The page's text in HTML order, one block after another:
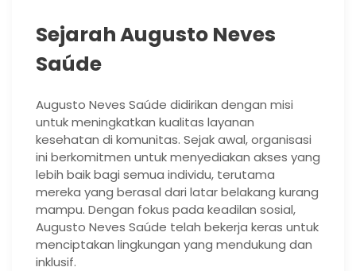
Sejarah Augusto Neves
Saúde
Augusto Neves Saúde didirikan dengan misi
untuk meningkatkan kualitas layanan
kesehatan di komunitas. Sejak awal, organisasi
ini berkomitmen untuk menyediakan akses yang
lebih baik bagi semua individu, terutama
mereka yang berasal dari latar belakang kurang
mampu. Dengan fokus pada keadilan sosial,
Augusto Neves Saúde telah bekerja keras untuk
menciptakan lingkungan yang mendukung dan
inklusif.